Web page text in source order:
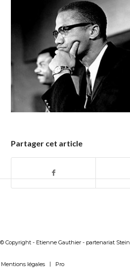
Partager cet article
© Copyright - Etienne Gauthier - partenariat
Mentions légales Pro